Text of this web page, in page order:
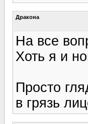
Дракона
На все
Хоть я и
Просто
в грязь